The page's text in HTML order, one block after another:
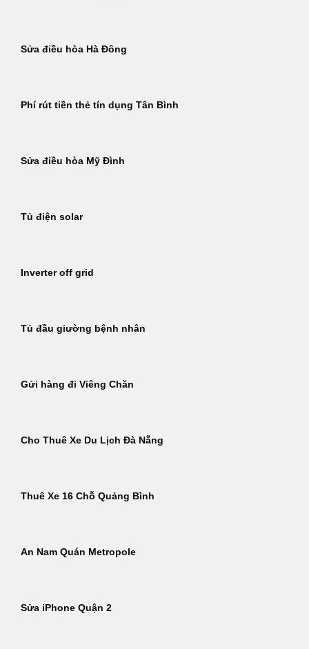
Sửa điều hòa Hà Đông
Phí rút tiền thẻ tín dụng Tân Bình
Sửa điều hòa Mỹ Đình
Tủ điện solar
Inverter off grid
Tủ đầu giường bệnh nhân
Gửi hàng đi Viêng Chăn
Cho Thuê Xe Du Lịch Đà Nẵng
Thuê Xe 16 Chỗ Quảng Bình
An Nam Quán Metropole
Sửa iPhone Quận 2